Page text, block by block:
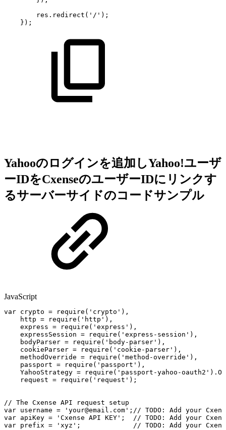
res.redirect('/');
});
Yahooのログインを追加しYahoo!ユーザ
ーIDをCxenseのユーザーIDにリンクす
るサーバーサイドのコードサンプル
JavaScript
var crypto = require ( 'crypto' ) ,
http = require ( 'http' ) ,
express = require ( 'express' ) ,
expressSession = require ( 'express-session' ) ,
bodyParser = require ( 'body-parser' ) ,
cookieParser = require ( 'cookie-parser' ) ,
methodOverride = require ( 'method-override' ) ,
passport = require ( 'passport' ) ,
YahooStrategy = require ( 'passport-yahoo-oauth2' ) .
request = require ( 'request' ) ;
// The Cxense API request
setup
var username = 'your@email.com' ; // TODO: Add your
var apiKey = 'Cxense API KEY' ; // TODO: Add your
var prefix = 'xyz' ; // TODO: Add your